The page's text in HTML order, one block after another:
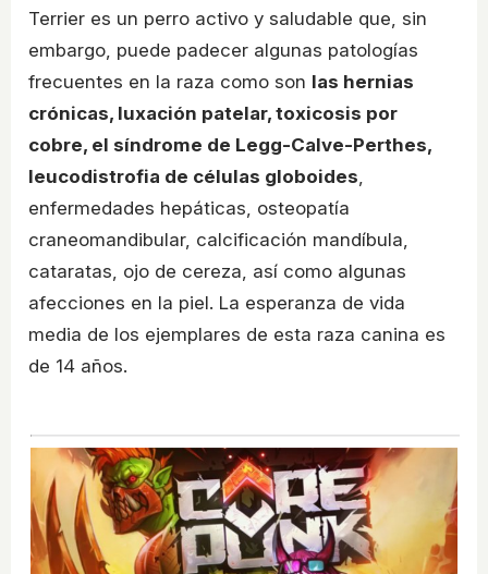
Terrier es un perro activo y saludable que, sin
embargo, puede padecer algunas patologías
frecuentes en la raza como son las hernias
crónicas, luxación patelar, toxicosis por
cobre, el síndrome de Legg-Calve-Perthes,
leucodistrofia de células globoides,
enfermedades hepáticas, osteopatía
craneomandibular, calcificación mandíbula,
cataratas, ojo de cereza, así como algunas
afecciones en la piel. La esperanza de vida
media de los ejemplares de esta raza canina es
de 14 años.